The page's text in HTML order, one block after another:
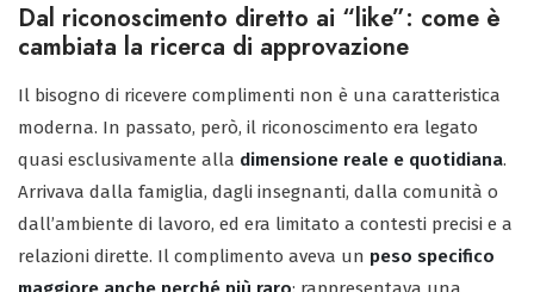
Dal riconoscimento diretto ai “like”: come è
cambiata la ricerca di approvazione
Il bisogno di ricevere complimenti non è una caratteristica
moderna. In passato, però, il riconoscimento era legato
quasi esclusivamente alla dimensione reale e quotidiana.
Arrivava dalla famiglia, dagli insegnanti, dalla comunità o
dall’ambiente di lavoro, ed era limitato a contesti precisi e a
relazioni dirette. Il complimento aveva un peso specifico